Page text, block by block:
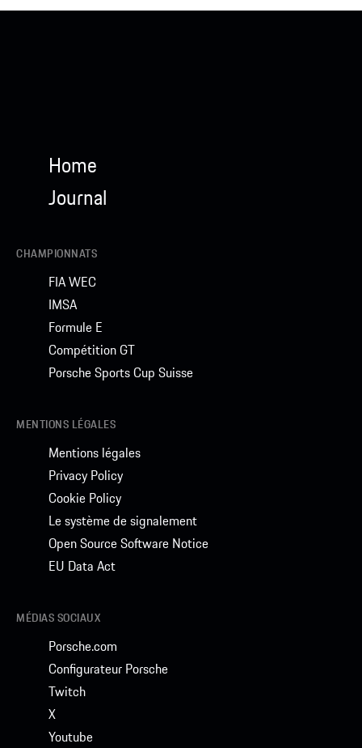
Home
Journal
CHAMPIONNATS
FIA WEC
IMSA
Formule E
Compétition GT
Porsche Sports Cup Suisse
MENTIONS LÉGALES
Mentions légales
Privacy Policy
Cookie Policy
Le système de signalement
Open Source Software Notice
EU Data Act
MÉDIAS SOCIAUX
Porsche.com
Configurateur Porsche
Twitch
X
Youtube